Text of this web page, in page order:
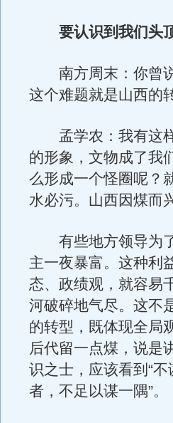
要认识到我们头
南方周末：你曾说
这个难题就是山西的
孟学农：我有这样
的形象，文物成了我
么形成一个怪圈呢？
水必污。山西因煤而
有些地方领导为了
主一夜暴富。这种利
态、政绩观，就容易
河破碎地气尽。这不
的转型，既体现全局
后代留一点煤，说是
识之士，应该看到“
者，不足以谋一隅”。